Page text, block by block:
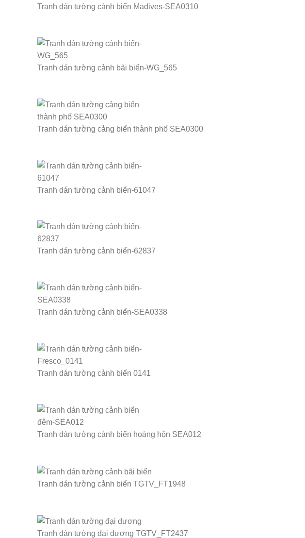
Tranh dán tường cảnh biển Madives-SEA0310
Tranh dán tường cảnh bãi biển-WG_565
Tranh dán tường cảng biển thành phố SEA0300
Tranh dán tường cảnh biển-61047
Tranh dán tường cảnh biển-62837
Tranh dán tường cảnh biển-SEA0338
Tranh dán tường cảnh biển 0141
Tranh dán tường cảnh biển hoàng hôn SEA012
Tranh dán tường cảnh biển TGTV_FT1948
Tranh dán tường đại dương TGTV_FT2437